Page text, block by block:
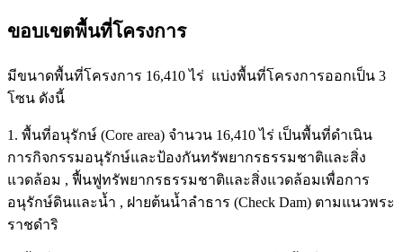
ขอบเขตพื้นที่โครงการ
มีขนาดพื้นที่โครงการ 16,410 ไร่ แบ่งพื้นที่โครงการออกเป็น 3
โซน ดังนี้
1. พื้นที่อนุรักษ์ (Core area) จำนวน 16,410 ไร่ เป็นพื้นที่ดำเนิน
การกิจกรรมอนุรักษ์และป้องกันทรัพยากรธรรมชาติและสิ่ง
แวดล้อม , ฟื้นฟูทรัพยากรธรรมชาติและสิ่งแวดล้อมเพื่อการ
อนุรักษ์ดินและน้ำ , ฝายต้นน้ำลำธาร (Check Dam) ตามแนวพระ
ราชดำริ